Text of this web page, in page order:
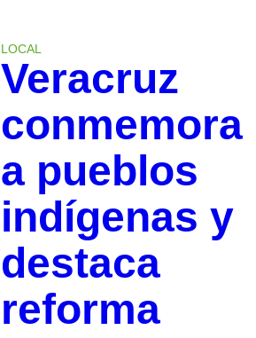
LOCAL
Veracruz
conmemora
a pueblos
indígenas y
destaca
reforma